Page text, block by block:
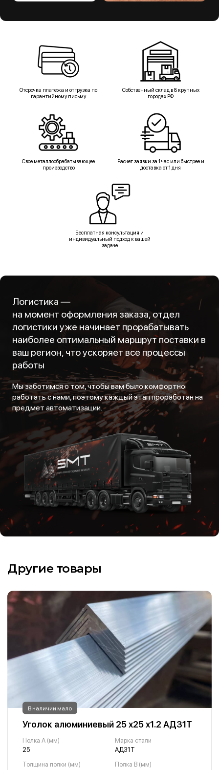
Отсрочка платежа и отгрузка по
гарантийному письму
Собственный склад в 8 крупных
городах РФ
Свое металлообрабатывающее
производство
Расчет заявки за 1 час или быстрее и
доставка от 1 дня
Бесплатная консультация и
индивидуальный подход к вашей
задаче
Логистика —
на момент оформления заказа, отдел
логистики уже начинает прорабатывать
наиболее оптимальный маршрут поставки в
ваш регион, что ускоряет все процессы
работы
Мы заботимся о том, чтобы вам было комфортно
работать с нами, поэтому каждый этап проработан на
предмет автоматизации.
Другие товары
В наличии мало
Уголок алюминиевый 25 х25 х1.2 АД31Т
Полка A (мм)
25
Марка стали
АД31Т
Толщина полки (мм)
Полка B (мм)